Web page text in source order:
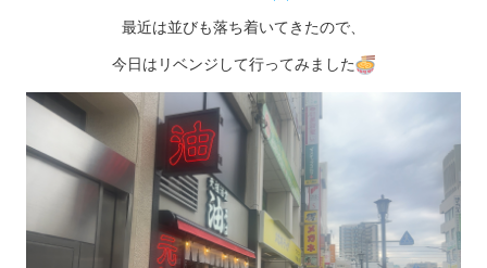
最近は並びも落ち着いてきたので、
今日はリベンジして行ってみました